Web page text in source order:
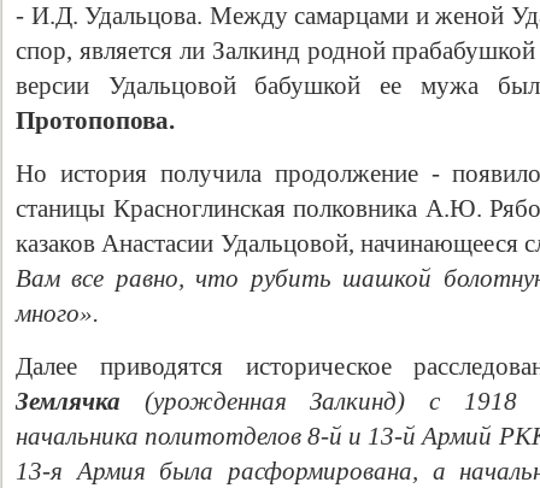
- И.Д. Удальцова. Между самарцами и женой
спор, является ли Залкинд родной
версии Удальцовой бабушкой ее мужа
Протопопова.
Но история получила продолжение -
станицы Красноглинская полковника А.Ю.
казаков Анастасии Удальцовой, начинающееся
Вам все равно, что рубить шашкой
много».
Далее приводятся историческое
Землячка (урожденная Залкинд) с 1918
начальника политотделов 8-й и 13-й Армий
13-я Армия была расформирована, а